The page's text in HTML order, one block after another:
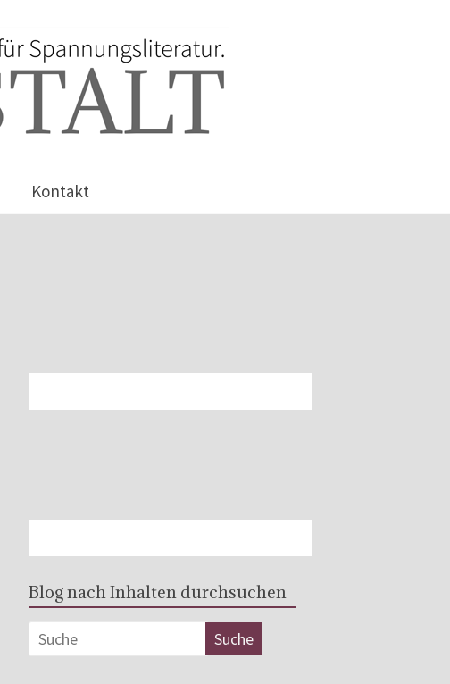
Kontakt
Blog nach Inhalten durchsuchen